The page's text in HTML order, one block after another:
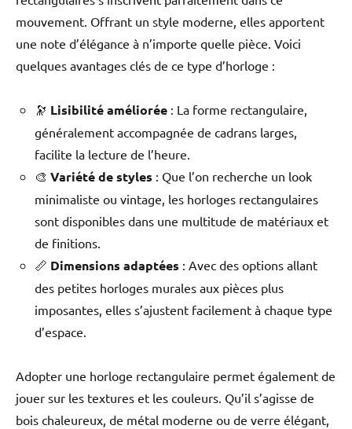
mouvement. Offrant un style moderne, elles apportent
une note d’élégance à n’importe quelle pièce. Voici
quelques avantages clés de ce type d’horloge :
🔭 Lisibilité améliorée : La forme rectangulaire,
généralement accompagnée de cadrans larges,
facilite la lecture de l’heure.
🎨 Variété de styles : Que l’on recherche un look
minimaliste ou vintage, les horloges rectangulaires
sont disponibles dans une multitude de matériaux et
de finitions.
📏 Dimensions adaptées : Avec des options allant
des petites horloges murales aux pièces plus
imposantes, elles s’ajustent facilement à chaque type
d’espace.
Adopter une horloge rectangulaire permet également de
jouer sur les textures et les couleurs. Qu’il s’agisse de
bois chaleureux, de métal moderne ou de verre élégant,